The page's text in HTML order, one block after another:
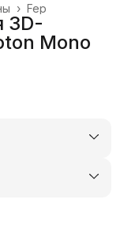
Fep
›
3D-
Mono